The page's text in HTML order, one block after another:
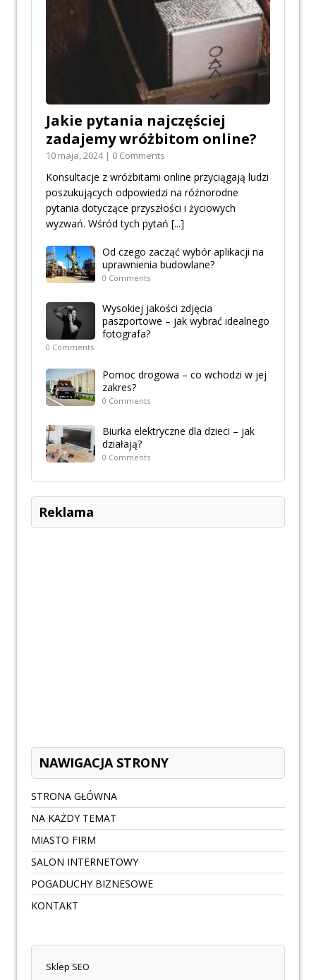
Jakie pytania najczęściej
zadajemy wróżbitom online?
10 maja, 2024 | 0 Comments
Konsultacje z wróżbitami online przyciągają ludzi
poszukujących odpowiedzi na różnorodne
pytania dotyczące przyszłości i życiowych
wyzwań. Wśród tych pytań [...]
Od czego zacząć wybór aplikacji na
uprawnienia budowlane?
0 Comments
Wysokiej jakości zdjęcia
paszportowe – jak wybrać idealnego
fotografa?
0 Comments
Pomoc drogowa – co wchodzi w jej
zakres?
0 Comments
Biurka elektryczne dla dzieci – jak
działają?
0 Comments
Reklama
NAWIGACJA STRONY
STRONA GŁÓWNA
NA KAŻDY TEMAT
MIASTO FIRM
SALON INTERNETOWY
POGADUCHY BIZNESOWE
KONTAKT
Sklep SEO